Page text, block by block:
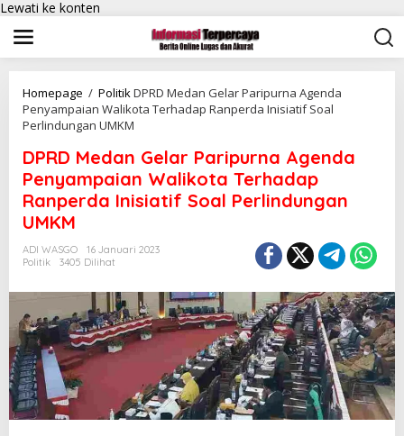
Lewati ke konten
Homepage / PolitikDPRD Medan Gelar Paripurna Agenda
Penyampaian Walikota Terhadap Ranperda Inisiatif Soal
Perlindungan UMKM
DPRD Medan Gelar Paripurna Agenda
Penyampaian Walikota Terhadap
Ranperda Inisiatif Soal Perlindungan
UMKM
ADI WASGO
16 Januari 2023
Politik
3405 Dilihat